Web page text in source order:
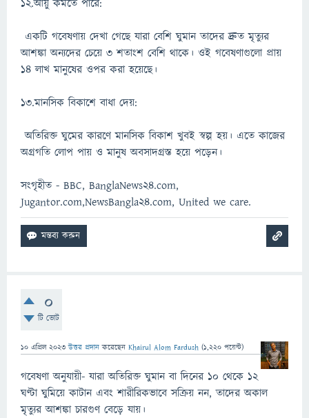
১২.আয়ু কমতে পারে:
একটি গবেষণায় দেখা গেছে যারা বেশি ঘুমান তাদের দ্রুত মৃত্যুর
আশঙ্কা অন্যদের চেয়ে ৩ শতাংশ বেশি থাকে। ওই গবেষণাগুলো প্রায়
১৪ লাখ মানুষের ওপর করা হয়েছে।
১৩.মানসিক বিকাশে বাধা দেয়:
অতিরিক্ত ঘুমের কারণে মানসিক বিকাশ খুবই স্বল্প হয়। এতে কাজের
অগ্রগতি লোপ পায় ও মানুষ অবসাদগ্রস্ত হয়ে পড়েন।
সংগৃহীত - BBC, BanglaNews24.com,
Jugantor.com,NewsBangla24.com, United we care.
0
টি ভোট
10 এপ্রিল 2023 উত্তর প্রদান করেছেন Khairul Alom Fardush (1,220 পয়েন্ট)
গবেষণা অনুযায়ী- যারা অতিরিক্ত ঘুমান বা দিনের ১০ থেকে ১২
ঘণ্টা ঘুমিয়ে কাটান এবং শারীরিকভাবে সক্রিয় নন, তাদের অকাল
মৃত্যুর আশঙ্কা চারগুণ বেড়ে যায়।